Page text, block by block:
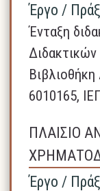
Έργο /
Ένταξη
6010165,
ΠΛΑΙΣΙΟ
Έργο /